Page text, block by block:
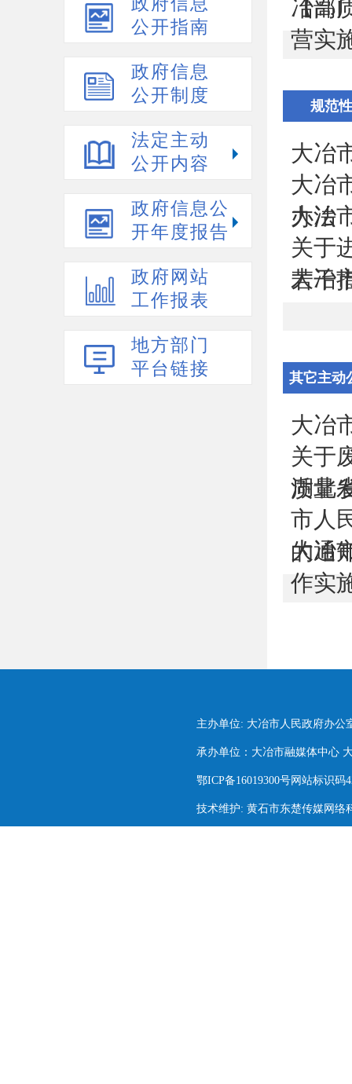
公开指南
政府信息
公开制度
法定主动
公开内容
政府信息公
开年度报告
政府网站
工作报表
地方部门
平台链接
冶高
【部
营实
规范
大冶
大冶
办法
大冶
关于
若干
大冶
其它主动
大冶
关于
质量
湖北
市人
的通
大冶
作实
主办单位: 大冶市人民政府办公
承办单位：大冶市融媒体中心
鄂ICP备16019300号网站标识码
技术维护: 黄石市东楚传媒网络